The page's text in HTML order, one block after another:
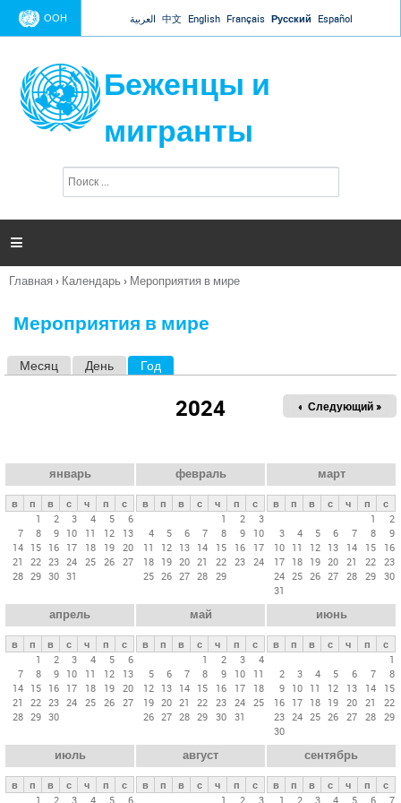
Jump to navigation
ООН العربية 中文 English Français Русский Español
Беженцы и
мигранты
п
и

Вы
Главная › Календарь › Мероприятия в мире
Мероприятия в мире
е
в
л
а
д
к
и
Месяц День Год
2024 « Пред.
Следующий »
январь
в п в с ч п
с
1
2 3 4 5
6
7
8 9 10 11 12
13
14 15 16 17 18 19 20
21
22 23 24 25 26 27
28 29 30 31
февраль
в п в с ч п
с
1
2
3
4
5 6 7 8 9
10
11
12 13 14 15 16
17
18 19 20 21 22 23 24
25 26 27 28 29
март
в п в с ч п
с
1
2
3
4 5 6 7 8
9
10 11 12 13 14 15
16
17 18 19 20 21 22 23
24 25 26 27 28 29 30
31
апрель
в п в с ч п
с
1
2 3 4 5
6
7
8 9 10 11 12
13
14 15 16 17 18 19 20
21
22 23 24 25 26 27
28 29 30
май
в п в с ч п
с
1
2 3
4
5
6 7 8 9 10
11
12 13 14 15 16 17
18
19 20 21 22 23 24 25
26 27 28 29 30 31
июнь
в п в с ч п
с
1
2
3 4 5 6 7
8
9 10 11 12 13 14
15
16 17 18 19 20 21
22
23 24 25 26 27 28 29
30
июль
в п в с ч п
с
1
2 3 4 5 6
август
в п в с ч п
с
1
2 3
сентябрь
в п в с ч п
с
1
2 3 4 5 6 7